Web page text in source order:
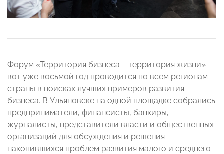
Форум «Территория бизнеса – территория жизни»
вот уже восьмой год проводится по всем регионам
страны в поисках лучших примеров развития
бизнеса. В Ульяновске на одной площадке собрались
предприниматели, финансисты, банкиры,
журналисты, представители власти и общественных
организаций для обсуждения и решения
накопившихся проблем развития малого и среднего